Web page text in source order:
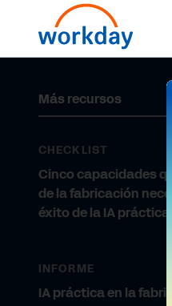
Más recursos
CHECKLIST
Cinco capacidades
de la fabricación
éxito de la IA práctica
INFORME
IA práctica en la